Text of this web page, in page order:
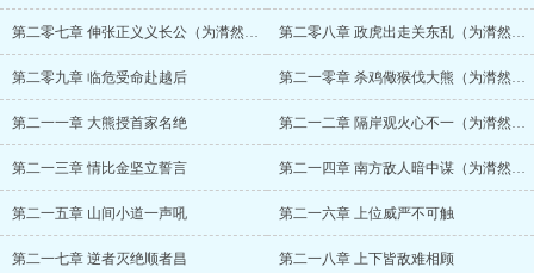
第二零七章 伸张正义义长公（为潸然之雨加更） 第二零八章 政虎出走关东乱（为潸然之雨加更！）
第二零九章 临危受命赴越后 第二一零章 杀鸡儆猴伐大熊（为潸然之雨加更1/8）
第二一一章 大熊授首家名绝 第二一二章 隔岸观火心不一（为潸然之雨加更2/8）
第二一三章 情比金坚立誓言 第二一四章 南方敌人暗中谋（为潸然之雨加更3/8）
第二一五章 山间小道一声吼 第二一六章 上位威严不可触
第二一七章 逆者灭绝顺者昌 第二一八章 上下皆敌难相顾